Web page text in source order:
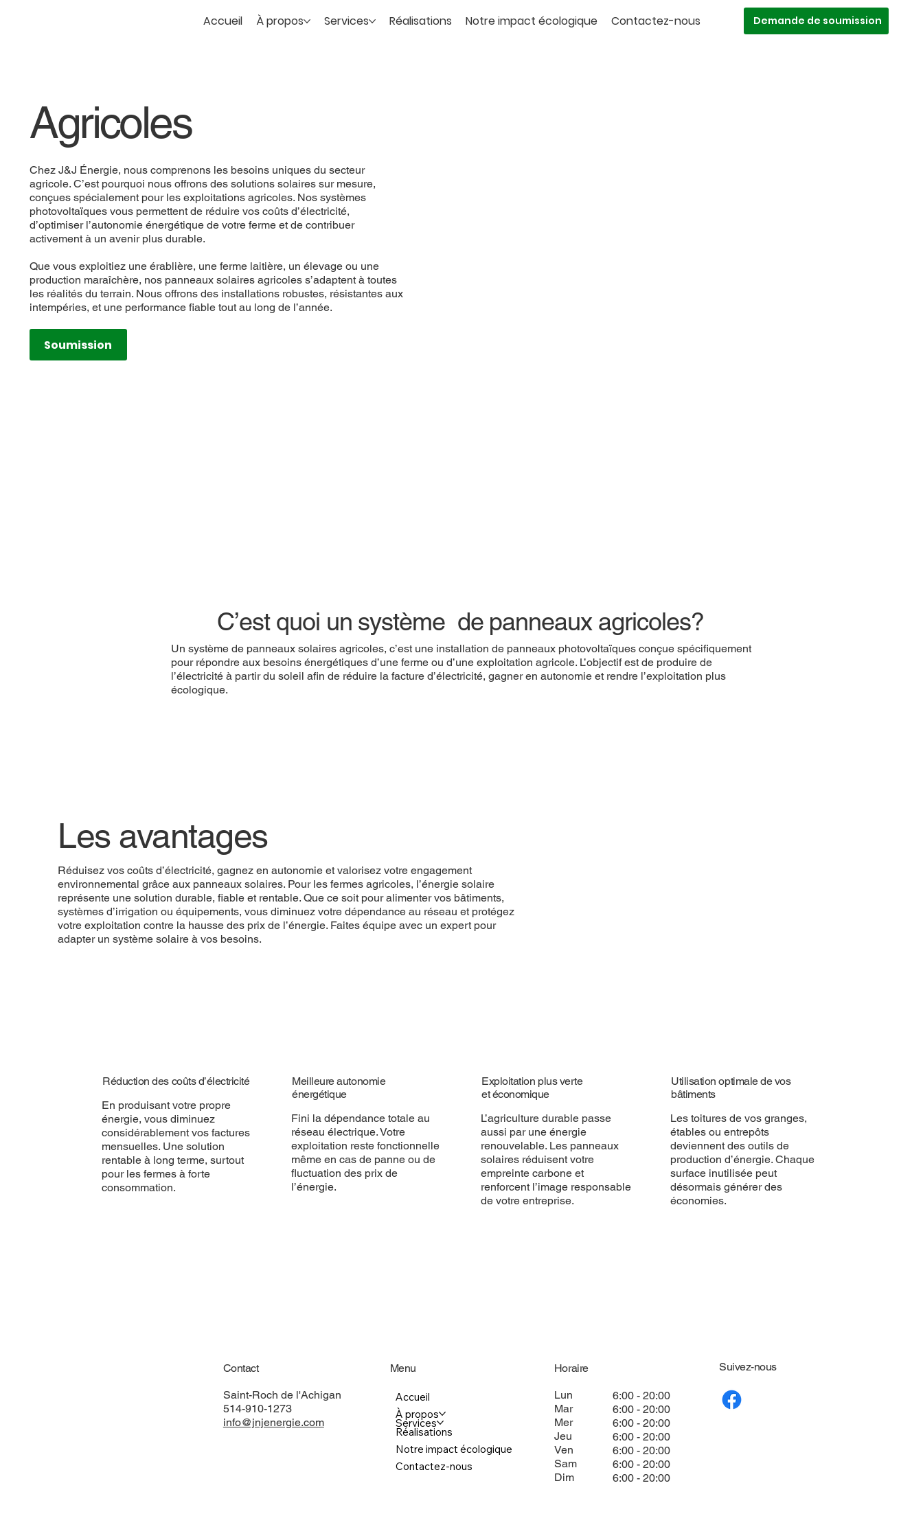
Accueil À propos Services Réalisations Notre impact écologique Contactez-nous Demande de soumission
C’est quoi un système de panneaux agricoles?
Un système de panneaux solaires agricoles, c’est une installation de panneaux photovoltaïques conçue spécifiquement
pour répondre aux besoins énergétiques d’une ferme ou d’une exploitation agricole. L’objectif est de produire de
l’électricité à partir du soleil afin de réduire la facture d’électricité, gagner en autonomie et rendre l’exploitation plus
écologique.
Agricoles
Chez J&J Énergie, nous comprenons les besoins uniques du secteur
agricole. C’est pourquoi nous offrons des solutions solaires sur mesure,
conçues spécialement pour les exploitations agricoles. Nos systèmes
photovoltaïques vous permettent de réduire vos coûts d’électricité,
d’optimiser l’autonomie énergétique de votre ferme et de contribuer
activement à un avenir plus durable.
Que vous exploitiez une érablière, une ferme laitière, un élevage ou une
production maraîchère, nos panneaux solaires agricoles s’adaptent à toutes
les réalités du terrain. Nous offrons des installations robustes, résistantes aux
intempéries, et une performance fiable tout au long de l’année.
Les avantages
Réduisez vos coûts d’électricité, gagnez en autonomie et valorisez votre engagement
environnemental grâce aux panneaux solaires. Pour les fermes agricoles, l’énergie solaire
représente une solution durable, fiable et rentable. Que ce soit pour alimenter vos bâtiments,
systèmes d’irrigation ou équipements, vous diminuez votre dépendance au réseau et protégez
votre exploitation contre la hausse des prix de l’énergie. Faites équipe avec un expert pour
adapter un système solaire à vos besoins.
Réduction des coûts d’électricité
En produisant votre propre
énergie, vous diminuez
considérablement vos factures
mensuelles. Une solution
rentable à long terme, surtout
pour les fermes à forte
consommation.
Meilleure autonomie
énergétique
Fini la dépendance totale au
réseau électrique. Votre
exploitation reste fonctionnelle
même en cas de panne ou de
fluctuation des prix de
l’énergie.
Exploitation plus verte
et économique
L’agriculture durable passe
aussi par une énergie
renouvelable. Les panneaux
solaires réduisent votre
empreinte carbone et
renforcent l’image responsable
de votre entreprise.
Utilisation optimale de vos
bâtiments
Les toitures de vos granges,
étables ou entrepôts
deviennent des outils de
production d’énergie. Chaque
surface inutilisée peut
désormais générer des
économies.
Contact
Saint-Roch de l'Achigan
514-910-1273
info@jnjenergie.com
Menu
Accueil
À propos
Services
Réalisations
Notre impact écologique
Contactez-nous
Horaire
Lun
Mar
Mer
Jeu
Ven
Sam
Dim
6:00 - 20:00
6:00 - 20:00
6:00 - 20:00
6:00 - 20:00
6:00 - 20:00
6:00 - 20:00
6:00 - 20:00
Suivez-nous